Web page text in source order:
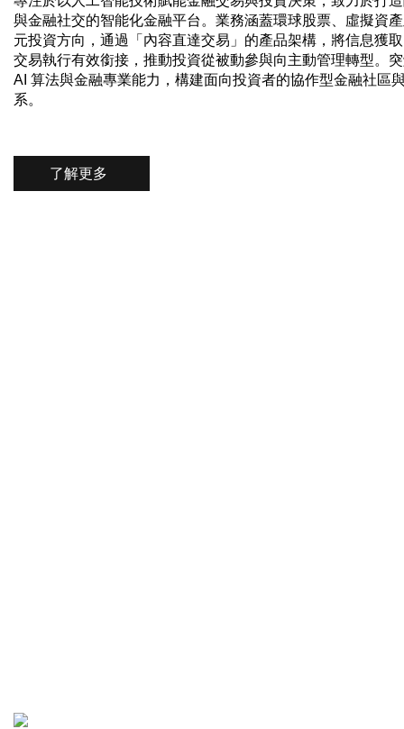
與金融社交的智能化金融平台。業務涵蓋環球股票、虛擬資
元投資方向，通過「內容直達交易」的產品架構，將信息獲
交易執行有效銜接，推動投資從被動參與向主動管理轉型。
AI 算法與金融專業能力，構建面向投資者的協作型金融社區
系。
了解更多